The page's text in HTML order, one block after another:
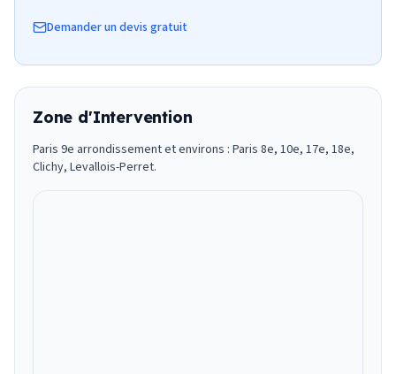
Demander un devis gratuit
Zone d'Intervention
Paris 9e arrondissement et environs : Paris 8e, 10e, 17e, 18e,
Clichy, Levallois-Perret.